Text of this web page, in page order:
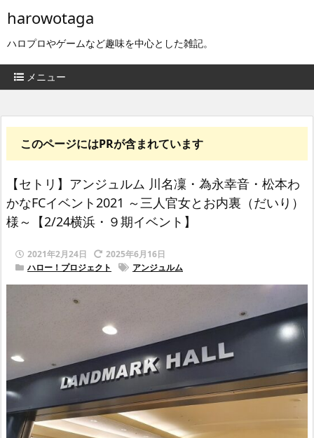
harowotaga
ハロプロやゲームなど趣味を中心とした雑記。
メニュー
このページにはPRが含まれています
【セトリ】アンジュルム 川名凜・為永幸音・松本わ
かなFCイベント2021 ～三人官女とお内裏（だいり）
様～【2/24横浜・９期イベント】
2021年2月24日
2025年6月16日
ハロー！プロジェクト
アンジュルム